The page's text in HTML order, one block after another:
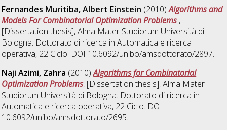
Fernandes Muritiba, Albert Einstein (2010)Algorithms and
Models For Combinatorial Optimization Problems ,
[Dissertation thesis], Alma Mater Studiorum Università di
Bologna. Dottorato di ricerca inAutomatica e ricerca
operativa, 22 Ciclo. DOI 10.6092/unibo/amsdottorato/2897.
Naji Azimi, Zahra (2010)Algorithms for Combinatorial
Optimization Problems, [Dissertation thesis], Alma Mater
Studiorum Università di Bologna. Dottorato di ricerca in
Automatica e ricerca operativa, 22 Ciclo. DOI
10.6092/unibo/amsdottorato/2695.